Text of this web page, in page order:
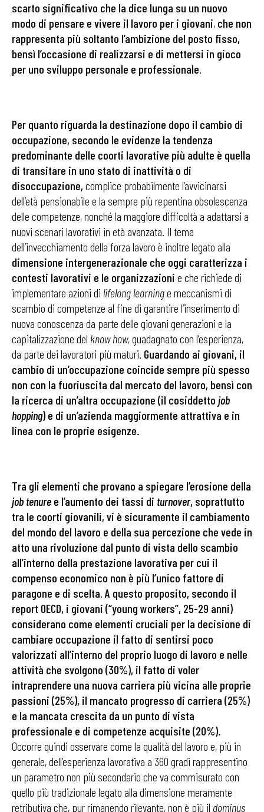
scarto significativo che la dice lunga su un nuovo
modo di pensare e vivere il lavoro per i giovani, che non
rappresenta più soltanto l’ambizione del posto fisso,
bensì l’occasione di realizzarsi e di mettersi in gioco
per uno sviluppo personale e professionale.
Per quanto riguarda la destinazione dopo il cambio di
occupazione, secondo le evidenze la tendenza
predominante delle coorti lavorative più adulte è quella
di transitare in uno stato di inattività o di
disoccupazione, complice probabilmente l’avvicinarsi
dell’età pensionabile e la sempre più repentina obsolescenza
delle competenze, nonché la maggiore difficoltà a adattarsi a
nuovi scenari lavorativi in età avanzata. Il tema
dell’invecchiamento della forza lavoro è inoltre legato alla
dimensione intergenerazionale che oggi caratterizza i
contesti lavorativi e le organizzazioni e che richiede di
implementare azioni di lifelong learninge meccanismi di
scambio di competenze al fine di garantire l’inserimento di
nuova conoscenza da parte delle giovani generazioni e la
capitalizzazione del know how, guadagnato con l’esperienza,
da parte dei lavoratori più maturi. Guardando ai giovani, il
cambio di un’occupazione coincide sempre più spesso
non con la fuoriuscita dal mercato del lavoro, bensì con
la ricerca di un’altra occupazione (il cosiddetto job
hopping) e di un’azienda maggiormente attrattiva e in
linea con le proprie esigenze.
Tra gli elementi che provano a spiegare l’erosione della
job tenure e l’aumento dei tassi di turnover, soprattutto
tra le coorti giovanili, vi è sicuramente il cambiamento
del mondo del lavoro e della sua percezione che vede in
atto una rivoluzione dal punto di vista dello scambio
all’interno della prestazione lavorativa per cui il
compenso economico non è più l’unico fattore di
paragone e di scelta. A questo proposito, secondo il
report OECD, i giovani (“young workers”, 25-29 anni)
considerano come elementi cruciali per la decisione di
cambiare occupazione il fatto di sentirsi poco
valorizzati all’interno del proprio luogo di lavoro e nelle
attività che svolgono (30%), il fatto di voler
intraprendere una nuova carriera più vicina alle proprie
passioni (25%), il mancato progresso di carriera (25%)
e la mancata crescita da un punto di vista
professionale e di competenze acquisite (20%).
Occorre quindi osservare come la qualità del lavoro e, più in
generale, dell’esperienza lavorativa a 360 gradi rappresentino
un parametro non più secondario che va commisurato con
quello più tradizionale legato alla dimensione meramente
retributiva che, pur rimanendo rilevante, non è più il dominus